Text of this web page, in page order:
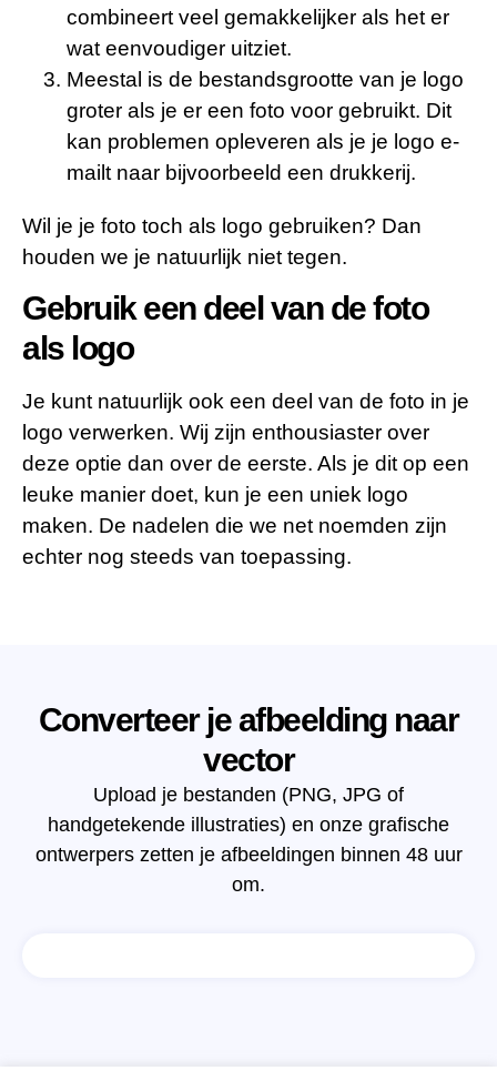
combineert veel gemakkelijker als het er
wat eenvoudiger uitziet.
Meestal is de bestandsgrootte van je logo
groter als je er een foto voor gebruikt. Dit
kan problemen opleveren als je je logo e-
mailt naar bijvoorbeeld een drukkerij.
Wil je je foto toch als logo gebruiken? Dan
houden we je natuurlijk niet tegen.
Gebruik een deel van de foto
als logo
Je kunt natuurlijk ook een deel van de foto in je
logo verwerken. Wij zijn enthousiaster over
deze optie dan over de eerste. Als je dit op een
leuke manier doet, kun je een uniek logo
maken. De nadelen die we net noemden zijn
echter nog steeds van toepassing.
Converteer je afbeelding naar
vector
Upload je bestanden (PNG, JPG of
handgetekende illustraties) en onze grafische
ontwerpers zetten je afbeeldingen binnen 48 uur
om.